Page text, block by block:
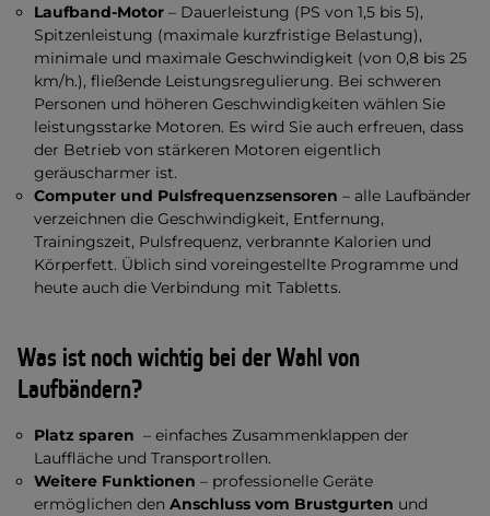
Laufband-Motor– Dauerleistung (PS von 1,5 bis 5),
Spitzenleistung (maximale kurzfristige Belastung),
minimale und maximale Geschwindigkeit (von 0,8 bis 25
km/h.), fließende Leistungsregulierung. Bei schweren
Personen und höheren Geschwindigkeiten wählen Sie
leistungsstarke Motoren. Es wird Sie auch erfreuen, dass
der Betrieb von stärkeren Motoren eigentlich
geräuscharmer ist.
Computer und Pulsfrequenzsensoren – alle Laufbänder
verzeichnen die Geschwindigkeit, Entfernung,
Trainingszeit, Pulsfrequenz, verbrannte Kalorien und
Körperfett. Üblich sind voreingestellte Programme und
heute auch die Verbindung mit Tabletts.
Was ist noch wichtig bei der Wahl von
Laufbändern?
Platz sparen– einfaches Zusammenklappen der
Lauffläche und Transportrollen.
Weitere Funktionen– professionelle Geräte
ermöglichen denAnschluss vom Brustgurten und